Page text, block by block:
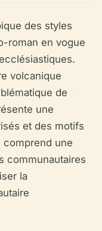
des styles
roman en vogue
volcanique
de
une
et des motifs
comprend une
communautaires
la